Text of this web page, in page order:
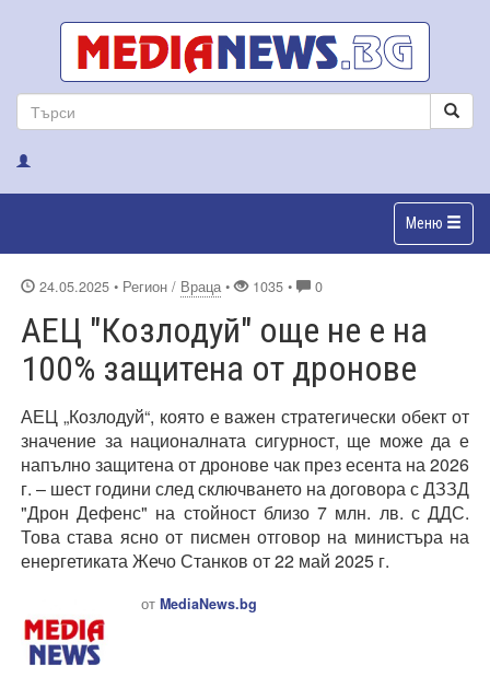
Меню
24.05.2025 • Регион / Враца • 1035 • 0
АЕЦ "Козлодуй" още не е на
100% защитена от дронове
АЕЦ „Козлодуй“, която е важен стратегически обект от
значение за националната сигурност, ще може да е
напълно защитена от дронове чак през есента на 2026
г. – шест години след сключването на договора с ДЗЗД
"Дрон Дефенс" на стойност близо 7 млн. лв. с ДДС.
Това става ясно от писмен отговор на министъра на
енергетиката Жечо Станков от 22 май 2025 г.
от MediaNews.bg